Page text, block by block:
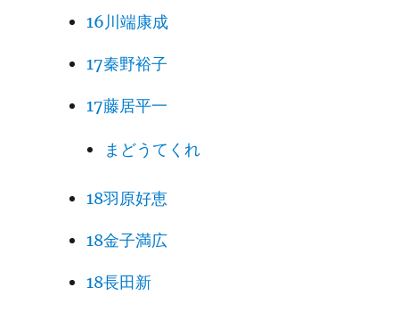
16川端康成
17秦野裕子
17藤居平一
まどうてくれ
18羽原好恵
18金子満広
18長田新